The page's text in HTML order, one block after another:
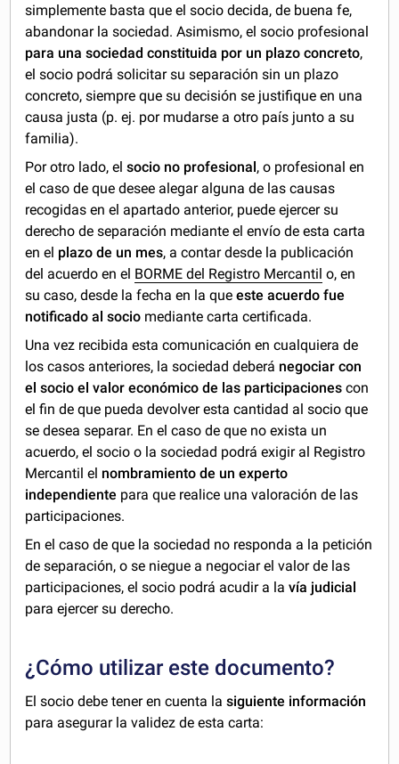
simplemente basta que el socio decida, de buena fe,
abandonar la sociedad. Asimismo, el socio profesional
para una sociedad constituida por un plazo concreto,
el socio podrá solicitar su separación sin un plazo
concreto, siempre que su decisión se justifique en una
causa justa (p. ej. por mudarse a otro país junto a su
familia).
Por otro lado, elsocio no profesional, o profesional en
el caso de que desee alegar alguna de las causas
recogidas en el apartado anterior, puede ejercer su
derecho de separación mediante el envío de esta carta
en el plazo de un mes, a contar desde la publicación
del acuerdo en el BORME del Registro Mercantil o, en
su caso, desde la fecha en la queeste acuerdo fue
notificado al socio mediante carta certificada.
Una vez recibida esta comunicación en cualquiera de
los casos anteriores, la sociedad deberá negociar con
el socio el valor económico de las participaciones con
el fin de que pueda devolver esta cantidad al socio que
se desea separar. En el caso de que no exista un
acuerdo, el socio o la sociedad podrá exigir al Registro
Mercantil el nombramiento de un experto
independiente para que realice una valoración de las
participaciones.
En el caso de que la sociedad no responda a la petición
de separación, o se niegue a negociar el valor de las
participaciones, el socio podrá acudir a lavía judicial
para ejercer su derecho.
¿Cómo utilizar este documento?
El socio debe tener en cuenta lasiguiente información
para asegurar la validez de esta carta: